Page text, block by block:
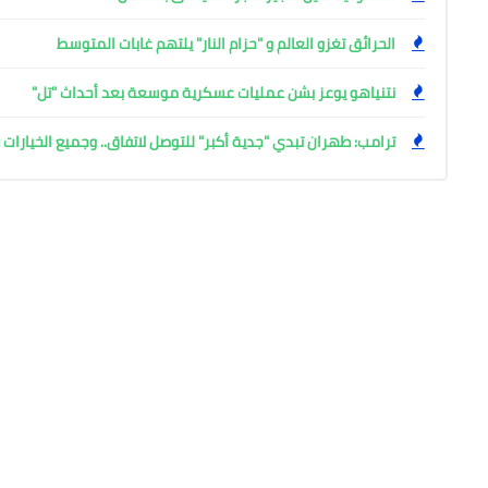
الحرائق تغزو العالم و "حزام النار" يلتهم غابات المتوسط
نتنياهو يوعز بشن عمليات عسكرية موسعة بعد أحداث "تل"
ترامب: طهران تبدي "جدية أكبر" للتوصل لاتفاق.. وجميع